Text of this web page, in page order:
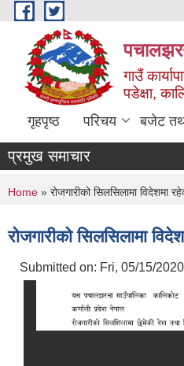
Skip to main content
गाउँ
पडेक्षा,
गृहपृष्ठ परिचय बजेट
प्रमुख समाचार
You are here
Home » रोजगारीको सिलसिलामा विदेशमा
रोजगारीको सिलसिलामा
Submitted on: Fri, 05/15/